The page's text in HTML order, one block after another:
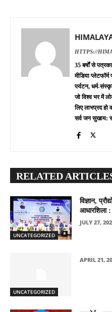
HTTPS://
35 बर्षों से
मीडिया
पर्यटन, धर्म-
जो विश्व भर में
लिए लाभप्रद हो
सर्व जन सुखाय:
RELATED
UNCATEGORIZED
विज्ञान,
आधारशिला
JULY 27,
UNCATEGORIZED
APRIL 21,